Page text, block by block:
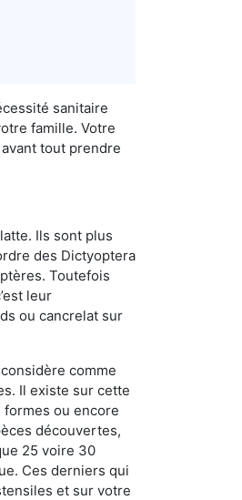
sanitaire
famille. Votre
tout prendre
Ils sont plus
des Dictyoptera
Toutefois
leur
ou cancrelat sur
comme
Il existe sur cette
ou encore
découvertes,
25 voire 30
Ces derniers qui
et sur votre